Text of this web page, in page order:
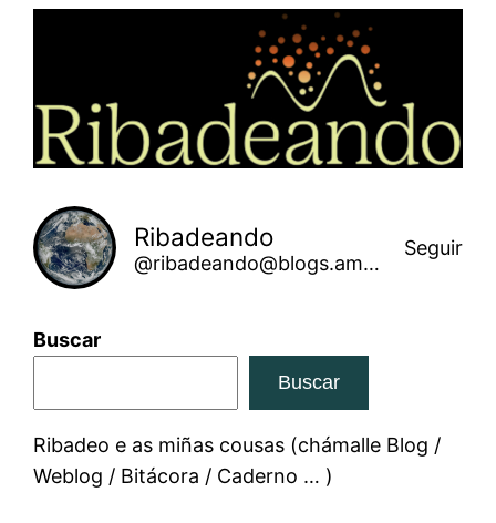
Ribadeando
@ribadeando@blogs.amarinha.gal
Seguir
Buscar
Buscar
Ribadeo e as miñas cousas (chámalle Blog /
Weblog / Bitácora / Caderno … )